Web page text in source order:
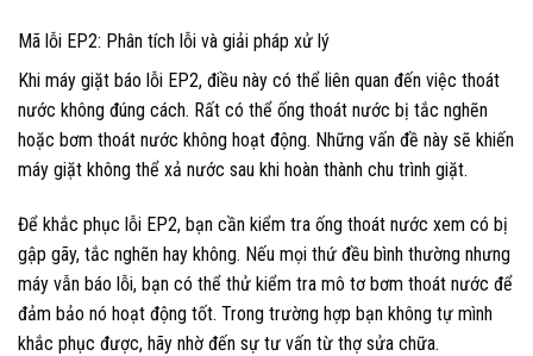
Mã lỗi EP2: Phân tích lỗi và giải pháp xử lý
Khi máy giặt báo lỗi EP2, điều này có thể liên quan đến việc thoát
nước không đúng cách. Rất có thể ống thoát nước bị tắc nghẽn
hoặc bơm thoát nước không hoạt động. Những vấn đề này sẽ khiến
máy giặt không thể xả nước sau khi hoàn thành chu trình giặt.
Để khắc phục lỗi EP2, bạn cần kiểm tra ống thoát nước xem có bị
gập gãy, tắc nghẽn hay không. Nếu mọi thứ đều bình thường nhưng
máy vẫn báo lỗi, bạn có thể thử kiểm tra mô tơ bơm thoát nước để
đảm bảo nó hoạt động tốt. Trong trường hợp bạn không tự mình
khắc phục được, hãy nhờ đến sự tư vấn từ thợ sửa chữa.